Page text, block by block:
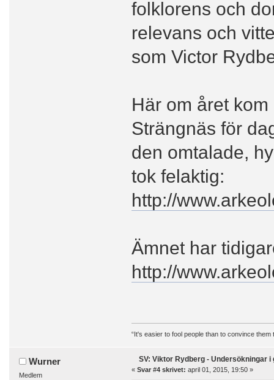
folklorens och
relevans och
som Victor
Här om året
Strängnäs för
den omtalade,
tok felaktig:
http://
Ämnet har
http://
“It's easier to fool people than to convince them
Wurner
Medlem
SV: Viktor Rydberg - Undersökningar
« Svar #4 skrivet: april 01, 2015, 19:50 »